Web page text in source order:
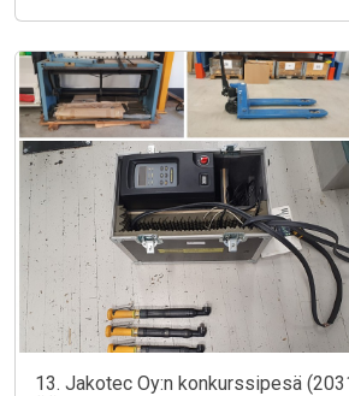
13. Jakotec Oy:n konkurssipesä